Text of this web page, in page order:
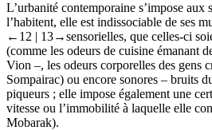
L’urbanité contemporaine s’impose aux
l’habitent, elle est indissociable de ses
←12 | 13→sensorielles, que celles-ci
(comme les odeurs de cuisine émanant
Vion –, les odeurs corporelles des gens
Sompairac) ou encore sonores – bruits
piqueurs ; elle impose également une
vitesse ou l’immobilité à laquelle elle
Mobarak).